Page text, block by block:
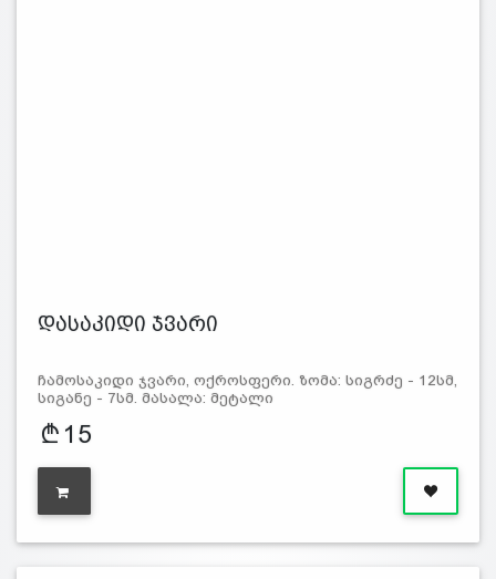
დასაკიდი ჯვარი
ჩამოსაკიდი ჯვარი, ოქროსფერი. ზომა: სიგრძე - 12სმ,
სიგანე - 7სმ. მასალა: მეტალი
15